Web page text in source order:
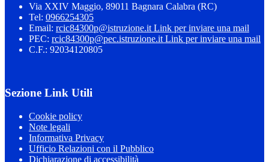
Via XXIV Maggio, 89011 Bagnara Calabra (RC)
Tel: 0966254305
Email: rcic84300p@istruzione.it Link per inviare una mail
PEC: rcic84300p@pec.istruzione.it Link per inviare una mail
C.F.: 92034120805
Sezione Link Utili
Cookie policy
Note legali
Informativa Privacy
Ufficio Relazioni con il Pubblico
Dichiarazione di accessibilità